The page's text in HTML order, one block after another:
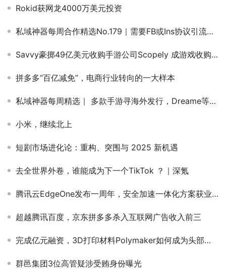
Rokid获网龙4000万美元投资
私域神器每周合作精选No.179｜需要FB或Ins协议引流软件；需求迪拜本地红人营销；寻游戏代投；集团公司投资海外支付、游戏等项目
Savvy豪掷49亿美元收购手游公司Scopely 成游戏收购史上第六大收购事件
拼多多“百亿减免”，电商行业转向的一大样本
私域神器每周精选｜ 多款手游寻海外发行，Dreame等网文大厂寻内容合作 (第2期)
小米，继续北上
短剧市场进化论：重构、突围与 2025 新机遇
去全世界外卷，谁能成为下一个TikTok ？｜深氪
腾讯云EdgeOne发布一周年，安全加速一体化方案获业内认可
超越腾讯百度，京东拼多多杀入互联网广告收入前三
完成亿元融资，3D打印材料Polymaker如何成为头部出海品牌？
群邑集团3位高管疑涉受贿身份曝光